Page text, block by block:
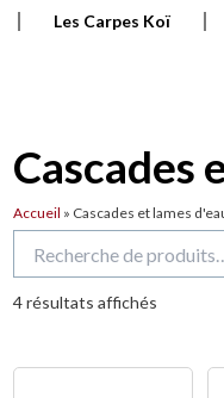
Les Carpes Koï
Cascades
Accueil » Cascades et lames
pour :
4 résultats affichés
Trié
plus